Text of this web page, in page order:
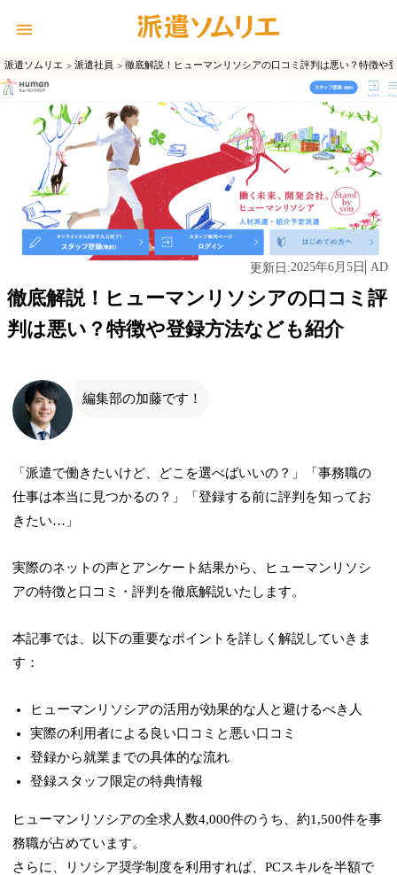
派遣ソムリエ 派遣社員 徹底解説！ヒューマンリソシアの口コミ評判は悪い？特徴や
更新日:2025年6月5日 AD
徹底解説！ヒューマンリソシアの口コミ評
判は悪い？特徴や登録方法なども紹介
編集部の加藤です！
「派遣で働きたいけど、どこを選べばいいの？」「事務職の
仕事は本当に見つかるの？」「登録する前に評判を知ってお
きたい…」
実際のネットの声とアンケート結果から、ヒューマンリソシ
アの特徴と口コミ・評判を徹底解説いたします。
本記事では、以下の重要なポイントを詳しく解説していきま
す：
ヒューマンリソシアの活用が効果的な人と避けるべき人
実際の利用者による良い口コミと悪い口コミ
登録から就業までの具体的な流れ
登録スタッフ限定の特典情報
ヒューマンリソシアの全求人数4,000件のうち、約1,500件を事
務職が占めています。
さらに、リソシア奨学制度を利用すれば、PCスキルを半額で